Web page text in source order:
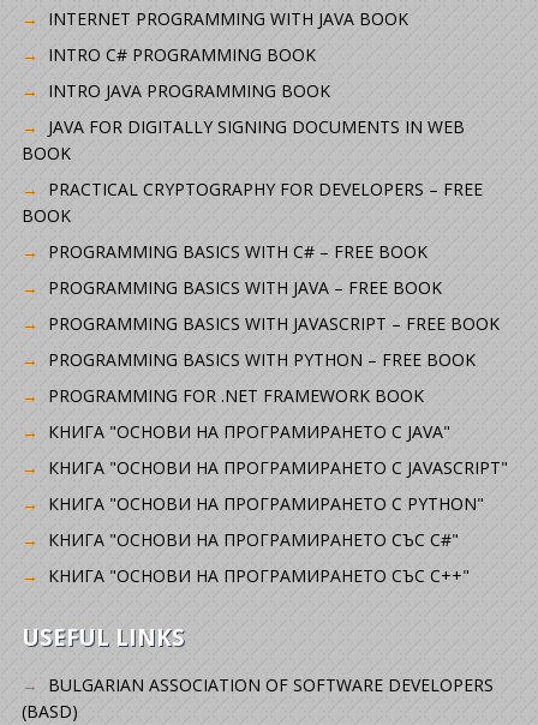
INTERNET PROGRAMMING WITH JAVA BOOK
INTRO C# PROGRAMMING BOOK
INTRO JAVA PROGRAMMING BOOK
JAVA FOR DIGITALLY SIGNING DOCUMENTS IN WEB
BOOK
PRACTICAL CRYPTOGRAPHY FOR DEVELOPERS – FREE
BOOK
PROGRAMMING BASICS WITH C# – FREE BOOK
PROGRAMMING BASICS WITH JAVA – FREE BOOK
PROGRAMMING BASICS WITH JAVASCRIPT – FREE BOOK
PROGRAMMING BASICS WITH PYTHON – FREE BOOK
PROGRAMMING FOR .NET FRAMEWORK BOOK
КНИГА "ОСНОВИ НА ПРОГРАМИРАНЕТО С JAVA"
КНИГА "ОСНОВИ НА ПРОГРАМИРАНЕТО С JAVASCRIPT"
КНИГА "ОСНОВИ НА ПРОГРАМИРАНЕТО С PYTHON"
КНИГА "ОСНОВИ НА ПРОГРАМИРАНЕТО СЪС C#"
КНИГА "ОСНОВИ НА ПРОГРАМИРАНЕТО СЪС C++"
USEFUL LINKS
BULGARIAN ASSOCIATION OF SOFTWARE DEVELOPERS
(BASD)